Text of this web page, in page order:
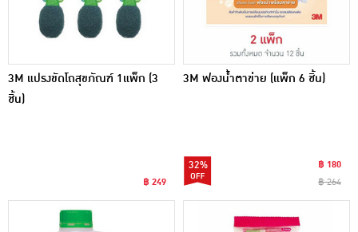
3M แปรงขัดโถสุขภัณฑ์ 1แพ็ก (3
ชิ้น)
฿ 249
3M ฟองน้ำตาข่าย (แพ็ก 6 ชิ้น)
32%
฿ 180
฿ 264